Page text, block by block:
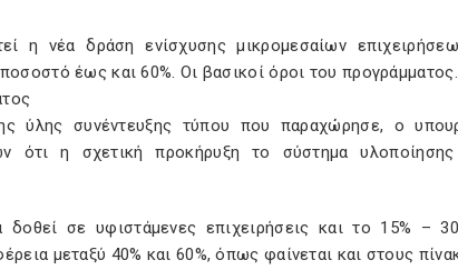
η νέα δράση ενίσχυσης μικρομεσαίων
έως και 60%. Οι βασικοί όροι του προγράμματος.
ύλης συνέντευξης τύπου που παραχώρησε, ο
ότι η σχετική προκήρυξη το σύστημα
σε υφιστάμενες επιχειρήσεις και το 15% –
μεταξύ 40% και 60%, όπως φαίνεται και στους